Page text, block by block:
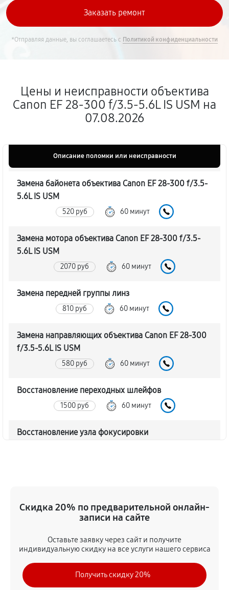
*Отправляя данные, вы соглашаетесь с Политикой конфиденциальности
Цены и неисправности объектива
Canon EF 28-300 f/3.5-5.6L IS USM на
07.08.2026
Описание поломки или неисправности
Замена байонета объектива Canon EF 28-300 f/3.5-
5.6L IS USM
520 руб 60 минут
Замена мотора объектива Canon EF 28-300 f/3.5-
5.6L IS USM
2070 руб 60 минут
Замена передней группы линз
810 руб 60 минут
Замена направляющих объектива Canon EF 28-300
f/3.5-5.6L IS USM
580 руб 60 минут
Восстановление переходных шлейфов
1500 руб 60 минут
Восстановление узла фокусировки
920 руб
1730 руб 60 минут
Чистка от пыли объектива Canon EF 28-300 f/3.5-
5.6L IS USM
Скидка 20% по предварительной онлайн-
записи на сайте
Оставьте заявку через сайт и получите
индивидуальную скидку на все услуги нашего сервиса
Получить скидку 20%